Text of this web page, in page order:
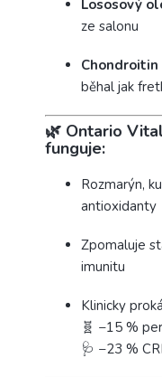
Lososový
ze salonu
běhal jak
🌿 Ontario
funguje:
Rozmarýn,
antioxidanty
Zpomaluje
imunitu
Klinicky
🧬 −15 %
🩺 −23 %